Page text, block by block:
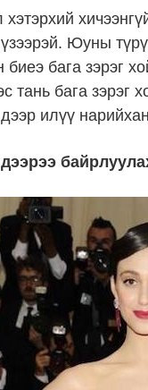
Юуны
биеэ бага зэрэг
тань бага зэрэг
дээр илүү